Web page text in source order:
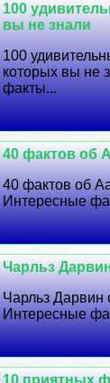
100
вы не знали
100
которых вы не
факты...
40 фактов об
40 фактов об
Интересные
Чарльз
Чарльз Дарвин
Интересные